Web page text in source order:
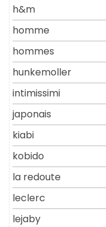
h&m
homme
hommes
hunkemoller
intimissimi
japonais
kiabi
kobido
la redoute
leclerc
lejaby